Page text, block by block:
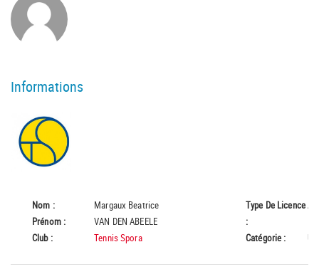
Informations
Nom :
Margaux Beatrice
Prénom :
VAN DEN ABEELE
Club :
Tennis Spora
Type De Licence
:
A
Catégorie :